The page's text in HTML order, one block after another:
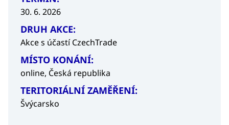
30. 6. 2026
DRUH AKCE:
Akce s účastí CzechTrade
MÍSTO KONÁNÍ:
online, Česká republika
TERITORIÁLNÍ ZAMĚŘENÍ:
Švýcarsko